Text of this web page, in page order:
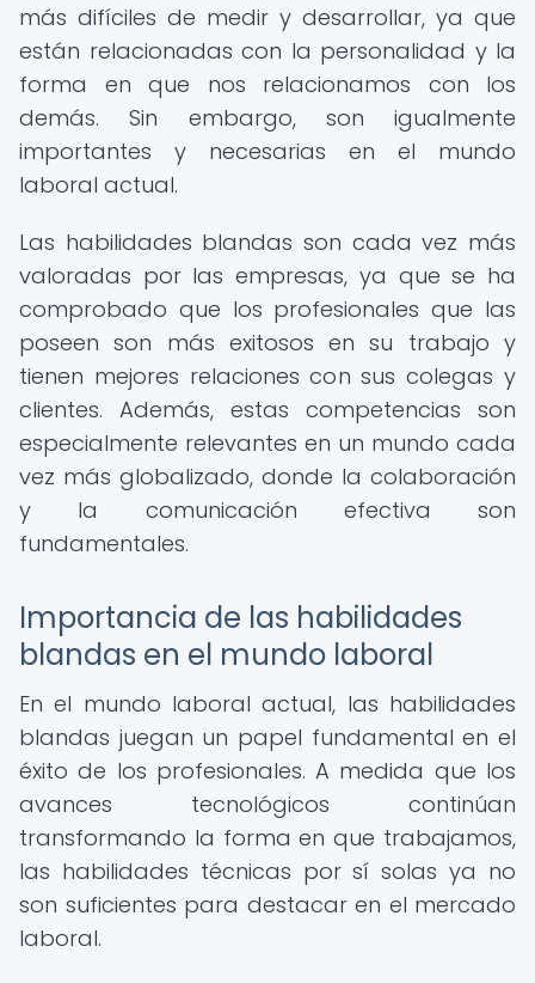
más difíciles de medir y desarrollar, ya que
están relacionadas con la personalidad y la
forma en que nos relacionamos con los
demás. Sin embargo, son igualmente
importantes y necesarias en el mundo
laboral actual.
Las habilidades blandas son cada vez más
valoradas por las empresas, ya que se ha
comprobado que los profesionales que las
poseen son más exitosos en su trabajo y
tienen mejores relaciones con sus colegas y
clientes. Además, estas competencias son
especialmente relevantes en un mundo cada
vez más globalizado, donde la colaboración
y la comunicación efectiva son
fundamentales.
Importancia de las habilidades
blandas en el mundo laboral
En el mundo laboral actual, las habilidades
blandas juegan un papel fundamental en el
éxito de los profesionales. A medida que los
avances tecnológicos continúan
transformando la forma en que trabajamos,
las habilidades técnicas por sí solas ya no
son suficientes para destacar en el mercado
laboral.